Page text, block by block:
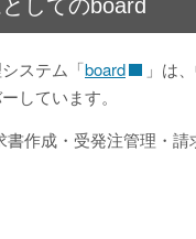
してのboard
ステム「board
」は
しています。
作成・受発注管理・請